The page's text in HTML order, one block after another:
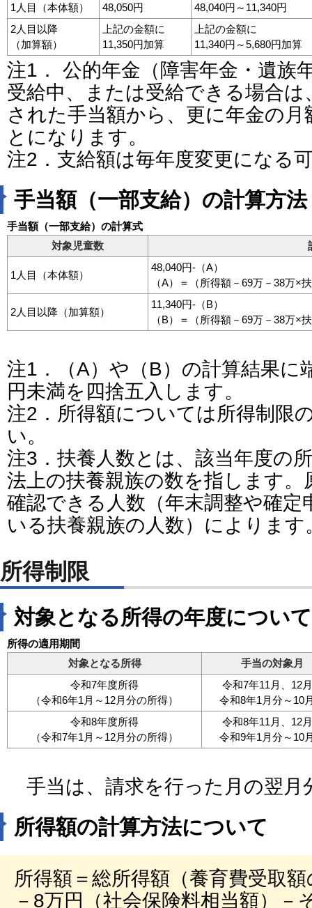
1人目（本体額）
48,050円
48,040円～11,340円
2人目以降
（加算額）
上記の金額に
11,350円加算
上記の金額に
11,340円～5,680円加算
注1． 公的年金（障害年金・遺族
受給中、または受給できる場合
された手当額から、更に年金の
とになります。
注2．支給額は毎年度変更になる
手当額（一部支給）の計算方法
手当額（一部支給）の計算式
対象児童数
1人目（本体額）
48,040円-（A）
（A）＝（所得額－69万－38万×
2人目以降（加算額）
11,340円-（B）
（B）＝（所得額－69万－38万×
注1．（A）や（B）の計算結果に
円未満を四捨五入します。
注2．所得額については所得制限
い。
注3．扶養人数とは、該当年度の
法上の扶養親族の数を指します
確認できる人数（年末調整や確
いる扶養親族の人数）によります
所得制限
対象となる所得の年度について
所得の適用期間
対象となる所得
手当の対象月
令和7年度所得
（令和6年1月～12月分の所得）
令和7年11月、12
令和8年1月分～10
令和8年度所得
（令和7年1月～12月分の所得）
令和8年11月、12
令和9年1月分～10
手当は、請求を行った月の翌月
所得額の計算方法について
所得額＝総所得額（養育費受取
－8万円（社会保険料相当額）－